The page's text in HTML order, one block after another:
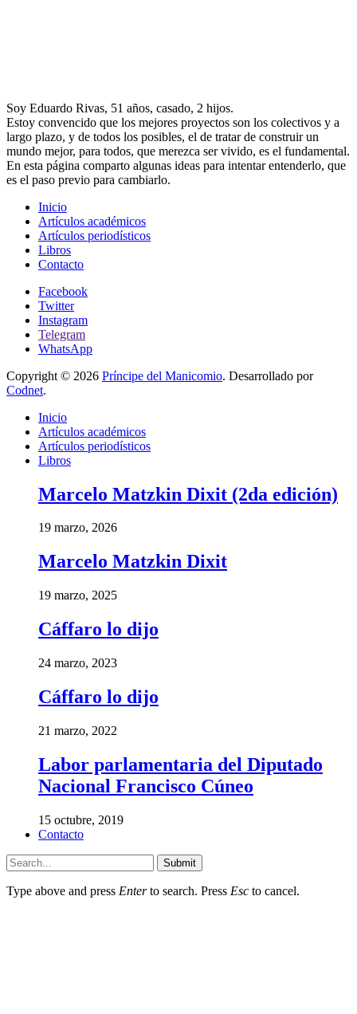
Soy Eduardo Rivas, 51 años, casado, 2 hijos.
Estoy convencido que los mejores proyectos son los colectivos y a
largo plazo, y de todos los posibles, el de tratar de construir un
mundo mejor, para todos, que merezca ser vivido, es el fundamental.
En esta página comparto algunas ideas para intentar entenderlo, que
es el paso previo para cambiarlo.
Inicio
Artículos académicos
Artículos periodísticos
Libros
Contacto
Facebook
Twitter
Instagram
Telegram
WhatsApp
Copyright © 2026 Príncipe del Manicomio. Desarrollado por
Codnet.
Inicio
Artículos académicos
Artículos periodísticos
Libros
Marcelo Matzkin Dixit (2da edición)
19 marzo, 2026
Marcelo Matzkin Dixit
19 marzo, 2025
Cáffaro lo dijo
24 marzo, 2023
Cáffaro lo dijo
21 marzo, 2022
Labor parlamentaria del Diputado
Nacional Francisco Cúneo
15 octubre, 2019
Contacto
Submit
Type above and press Enterto search. Press Esc to cancel.